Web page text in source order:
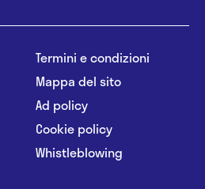
Termini e condizioni
Mappa del sito
Ad policy
Cookie policy
Whistleblowing